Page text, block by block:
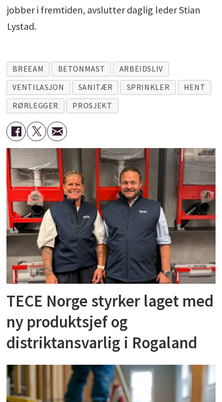
jobber i fremtiden, avslutter daglig leder Stian
Lystad.
BREEAM BETONMAST
ARBEIDSLIV
VENTILASJON
SANITÆR SPRINKLER
HENT
RØRLEGGER
PROSJEKT
TECE Norge styrker laget med
ny produktsjef og
distriktansvarlig i Rogaland